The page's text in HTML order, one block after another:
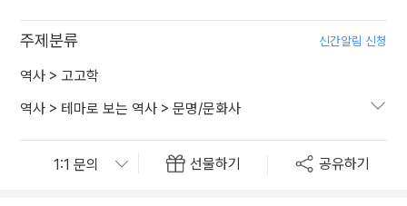
주제분류 신간알림 신청
역사 > 고고학
역사 > 테마로 보는 역사 > 문명/문화사
선물하기 공유하기